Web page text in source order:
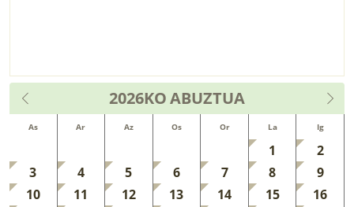
2026KOABUZTUA
As Ar Az Os Or La Ig
1
2
3
4 5 6 7 8
9
10
11 12 13 14 15
16